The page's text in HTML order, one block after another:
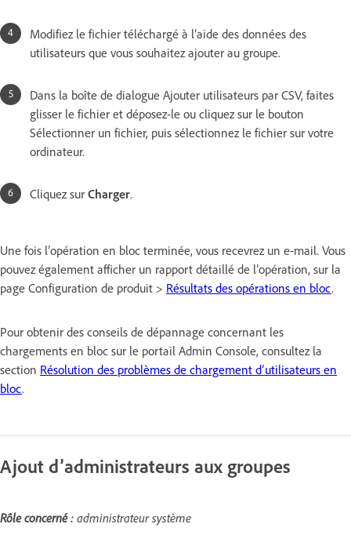
Modifiez le fichier téléchargé à l’aide des données des
utilisateurs que vous souhaitez ajouter au groupe.
Dans la boîte de dialogue Ajouter utilisateurs par CSV, faites
glisser le fichier et déposez-le ou cliquez sur le bouton
Sélectionner un fichier, puis sélectionnez le fichier sur votre
ordinateur.
Cliquez sur Charger.
Une fois l’opération en bloc terminée, vous recevrez un e-mail. Vous
pouvez également afficher un rapport détaillé de l’opération, sur la
page Configuration de produit > Résultats des opérations en bloc.
Pour obtenir des conseils de dépannage concernant les
chargements en bloc sur le portail Admin Console, consultez la
section Résolution des problèmes de chargement d’utilisateurs en
bloc.
Ajout d’administrateurs aux groupes
Rôle concerné : administrateur système